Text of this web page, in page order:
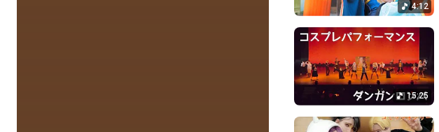
4:12
15:25